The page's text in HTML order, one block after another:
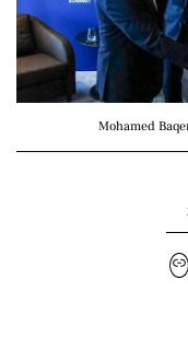
Mohamed